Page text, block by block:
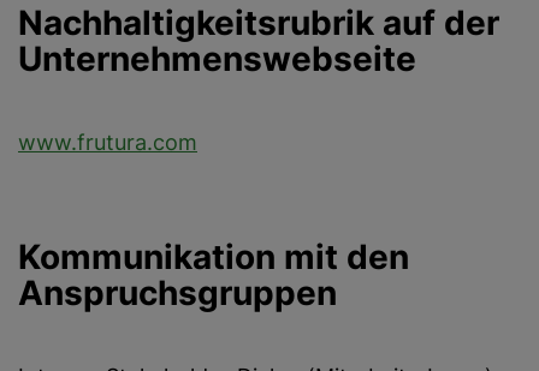
Nachhaltigkeitsrubrik auf der
Unternehmenswebseite
www.frutura.com
Kommunikation mit den
Anspruchsgruppen